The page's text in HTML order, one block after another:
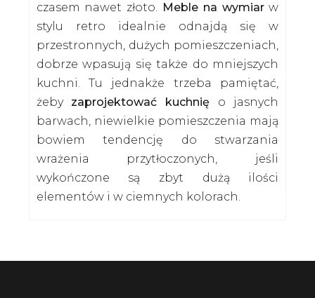
czasem nawet złoto. Meble na wymiarw
stylu retro idealnie odnajdą się w
przestronnych, dużych pomieszczeniach,
dobrze wpasują się także do mniejszych
kuchni. Tu jednakże trzeba pamiętać,
żeby zaprojektować kuchnię o jasnych
barwach, niewielkie pomieszczenia mają
bowiem tendencję do stwarzania
wrażenia przytłoczonych, jeśli
wykończone są zbyt dużą ilości
elementów i w ciemnych kolorach.